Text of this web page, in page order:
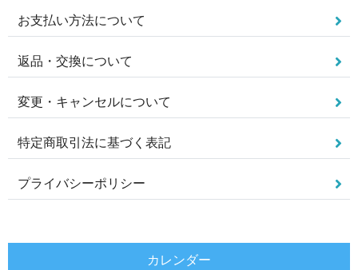
お支払い方法について
返品・交換について
変更・キャンセルについて
特定商取引法に基づく表記
プライバシーポリシー
カレンダー